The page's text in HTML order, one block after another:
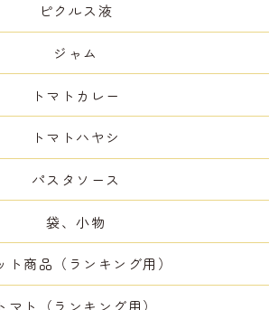
ピクルス液
ジャム
トマトカレー
トマトハヤシ
パスタソース
袋、小物
ト商品（ランキング用）
トマト（ランキング用）